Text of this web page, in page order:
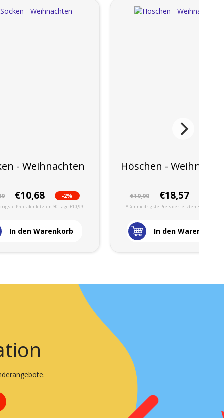
- Weihnachten
€10,68 -2%
Preis der letzten 30 Tage €10,99
In den Warenkorb
Höschen -
€19,99 €18,57
*Der niedrigste Preis der letzten 30 Tage
In den Warenkorb